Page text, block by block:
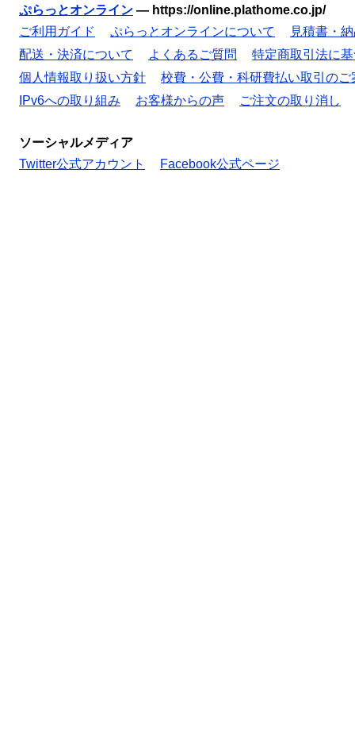
ぷらっとオンライン — https://online.plathome.co.jp/
ご利用ガイド
ぷらっとオンラインについて
見積書・
配送・決済について
よくあるご質問
特定商取引法に
個人情報取り扱い方針
校費・公費・科研費払い取引のご
IPv6への取り組み
お客様からの声 ご注文の取り消し
ソーシャルメディア
Twitter公式アカウント
Facebook公式ページ